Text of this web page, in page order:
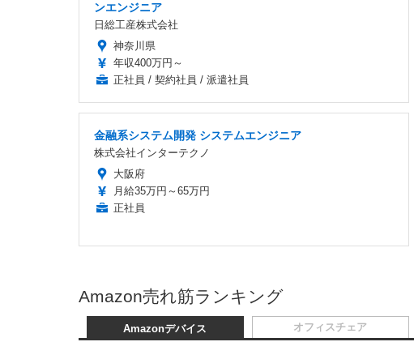
ンエンジニア
日総工産株式会社
神奈川県
年収400万円～
正社員 / 契約社員 / 派遣社員
金融系システム開発 システムエンジニア
株式会社インターテクノ
大阪府
月給35万円～65万円
正社員
Amazon売れ筋ランキング
Amazonデバイス オフィスチェア